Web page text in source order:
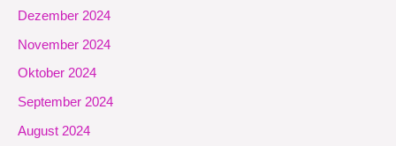
Dezember 2024
November 2024
Oktober 2024
September 2024
August 2024